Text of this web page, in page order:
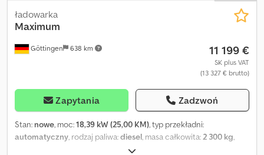
Göttingen 638 km
ładowarka
Maximum
11 199 €
SK plus VAT
(13 327 € brutto)
Zapytania Zadzwoń
Stan: nowe, moc:18,39 kW (25,00 KM), typ przekładni:
automatyczny , rodzaj paliwa:diesel , masa całkowita: 2 300 kg
2026